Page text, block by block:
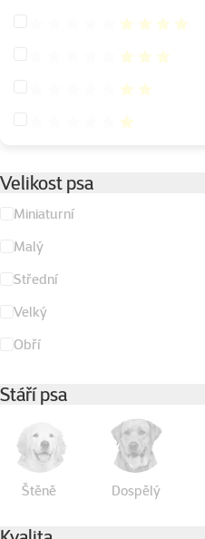
Hodnocení 80%
Hodnocení 60%
Hodnocení 40%
Hodnocení 20%
Velikost psa
Miniaturní
Malý
Střední
Velký
Obří
Stáří psa
Štěně Dospělý